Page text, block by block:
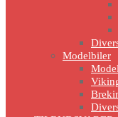
Modelbiler